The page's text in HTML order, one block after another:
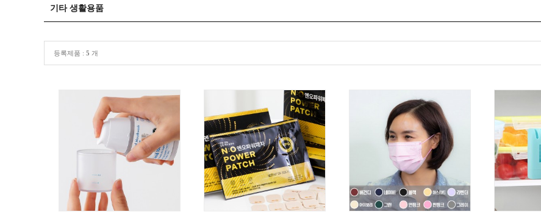
기타 생활용품
등록제품 : 5 개